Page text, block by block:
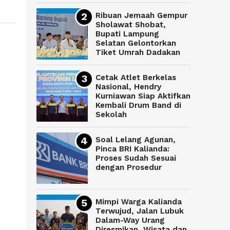
Ribuan Jemaah Gempur
Sholawat Shobat,
Bupati Lampung
Selatan Gelontorkan
Tiket Umrah Dadakan
Cetak Atlet Berkelas
Nasional, Hendry
Kurniawan Siap Aktifkan
Kembali Drum Band di
Sekolah
Soal Lelang Agunan,
Pinca BRI Kalianda:
Proses Sudah Sesuai
dengan Prosedur
Mimpi Warga Kalianda
Terwujud, Jalan Lubuk
Dalam-Way Urang